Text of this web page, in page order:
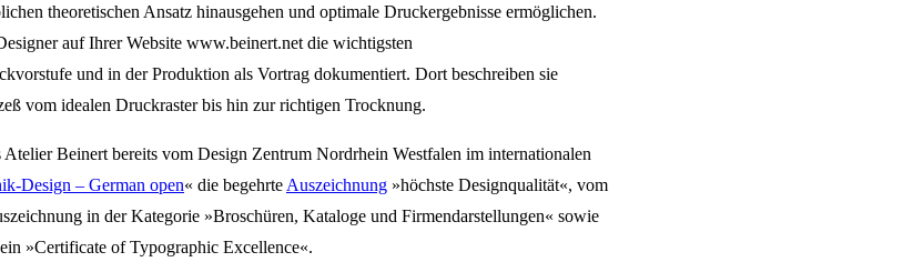
theoretischen Ansatz hinausgehen und optimale Druckergebnisse ermöglichen.
auf Ihrer Website www.beinert.net die wichtigsten
und in der Produktion als Vortrag dokumentiert. Dort beschreiben sie
vom idealen Druckraster bis hin zur richtigen Trocknung.
Beinert bereits vom Design Zentrum Nordrhein Westfalen im internationalen
Design – German open« die begehrte Auszeichnung »höchste Designqualität«, vom
in der Kategorie »Broschüren, Kataloge und Firmendarstellungen« sowie
»Certificate of Typographic Excellence«.